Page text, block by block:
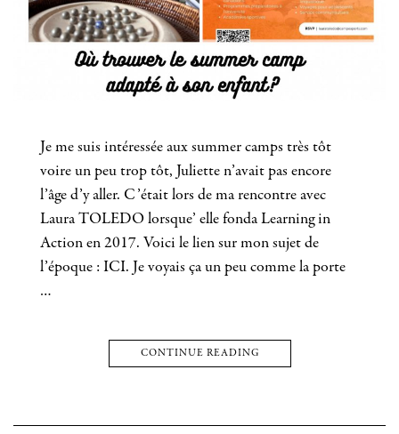
Je me suis intéressée aux summer camps très tôt
voire un peu trop tôt, Juliette n’avait pas encore
l’âge d’y aller. C’était lors de ma rencontre avec
Laura TOLEDO lorsque’ elle fonda Learning in
Action en 2017. Voici le lien sur mon sujet de
l’époque : ICI. Je voyais ça un peu comme la porte
…
CONTINUE READING